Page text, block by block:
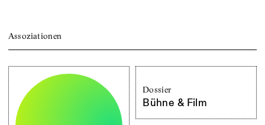
Assoziationen
Dossier
Bühne & Film